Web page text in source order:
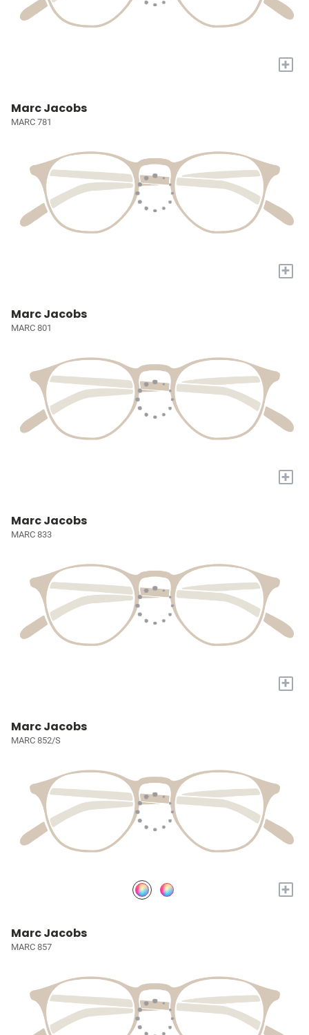
+
Marc Jacobs
MARC 781
+
Marc Jacobs
MARC 801
+
Marc Jacobs
MARC 833
+
Marc Jacobs
MARC 852/S
+
Marc Jacobs
MARC 857